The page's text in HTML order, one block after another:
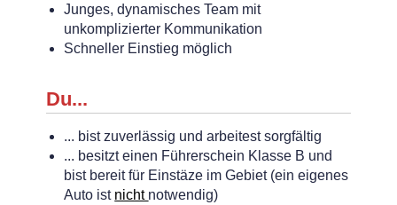
Junges, dynamisches Team mit
unkomplizierter Kommunikation
Schneller Einstieg möglich
Du...
... bist zuverlässig und arbeitest sorgfältig
... besitzt einen Führerschein Klasse B und
bist bereit für Einstäze im Gebiet (ein eigenes
Auto ist nicht notwendig)